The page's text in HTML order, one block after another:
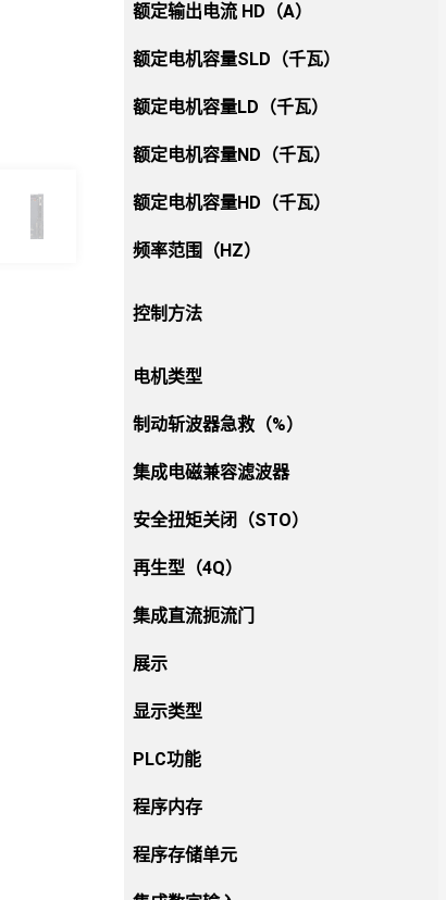
额定输出电流 HD（A）
额定电机容量SLD（千瓦）
额定电机容量LD（千瓦）
额定电机容量ND（千瓦）
额定电机容量HD（千瓦）
频率范围（HZ）
控制方法
电机类型
制动斩波器急救（%）
集成电磁兼容滤波器
安全扭矩关闭（STO）
再生型（4Q）
集成直流扼流门
展示
显示类型
PLC功能
程序内存
程序存储单元